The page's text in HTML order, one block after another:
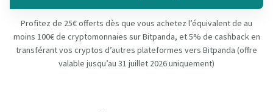
Profitez de 25€ offerts dès que vous achetez l’équivalent de au
moins 100€ de cryptomonnaies sur Bitpanda, et 5% de cashback en
transférant vos cryptos d’autres plateformes vers Bitpanda (offre
valable jusqu’au 31 juillet 2026 uniquement)